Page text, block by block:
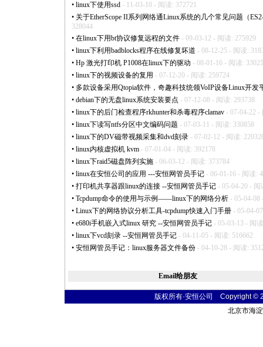
• linux下使用ssd - 11-03-10 - 阅读: 372721
• 关于EtherScope II系列网络通Linux系统的几个常见问题（
328044
• 在linux下用bt协议修复远程的文件 - 09-03-12 - 阅读: 275929
• linux下利用badblocks程序在线修复坏道 - 08-12-25 - 阅读:
• Hp 激光打印机 P1008在linux下的驱动 - 08-01-16 - 阅读:
• linux下的视频设备的复用 - 07-12-20 - 阅读: 259724
• 多款设备采用Qtopia软件，奇趣科技统领VoIP设备Linux开发
• debian下的无盘linux系统安装要点 - 07-12-08 - 阅读: 293738
• linux下的后门检查程序rkhunter和杀毒程序clamav - 07-04-22 -
• linux下读写ntfs分区中文编码问题 - 07-03-11 - 阅读: 330858
• linux下的DV磁带视频采集和dvd刻录 - 07-02-12 - 阅读:
• linux内核虚拟机 kvm - 07-01-04 - 阅读: 392178
• linux下raid5磁盘阵列实施 - 06-03-12 - 阅读: 373784
• linux在安恒公司的应用 ---安恒网管员手记 - 06-01-16 - 阅读:
• 打印机共享器跟linux的连接 --安恒网管员手记 - 05-04-20 - 阅
• Tcpdump命令的使用与示例——linux下的网络分析 - 05-04-08
• Linux下的网络协议分析工具-tcpdump快速入门手册 - 05-04-
• e680i手机嵌入式linux 研究 --安恒网管员手记 - 05-03-13 - 阅
• linux下vcd刻录 --安恒网管员手记 - 04-11-05 - 阅读: 516662
• 安恒网管员手记：linux服务器文件备份 - 04-10-28 - 阅读:
Email给朋友
版权所有·安恒公司 Copyright
北京市海